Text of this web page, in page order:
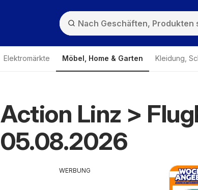
Elektromärkte Möbel, Home & Garten Kleidung,
Action Linz >
05.08.2026
WERBUNG